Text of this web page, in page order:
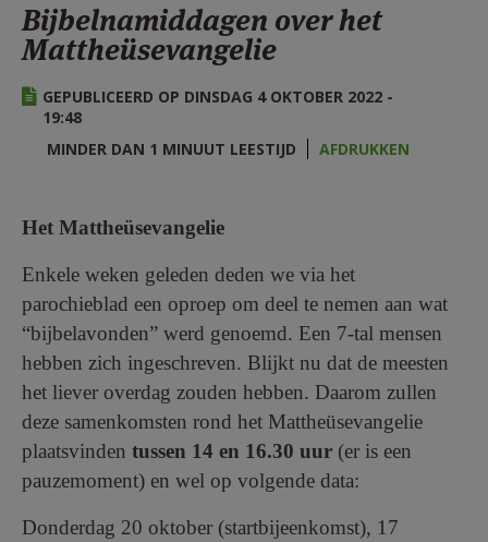
ZOEKEN
HULP
STARTPAGINA PORTAAL
AANMELDEN OF REGISTREREN
Bijbelnamiddagen over het
Mattheüsevangelie
GEPUBLICEERD OP DINSDAG 4 OKTOBER 2022 -
19:48
MINDER DAN 1 MINUUT LEESTIJD
AFDRUKKEN
Het Mattheüsevangelie
Enkele weken geleden deden we via het
parochieblad een oproep om deel te nemen aan wat
“bijbelavonden” werd genoemd. Een 7-tal mensen
hebben zich ingeschreven. Blijkt nu dat de meesten
het liever overdag zouden hebben. Daarom zullen
deze samenkomsten rond het Mattheüsevangelie
plaatsvinden tussen 14 en 16.30 uur (er is een
pauzemoment) en wel op volgende data:
Donderdag 20 oktober (startbijeenkomst), 17